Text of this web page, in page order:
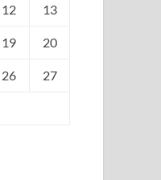
12 13
19 20
26 27